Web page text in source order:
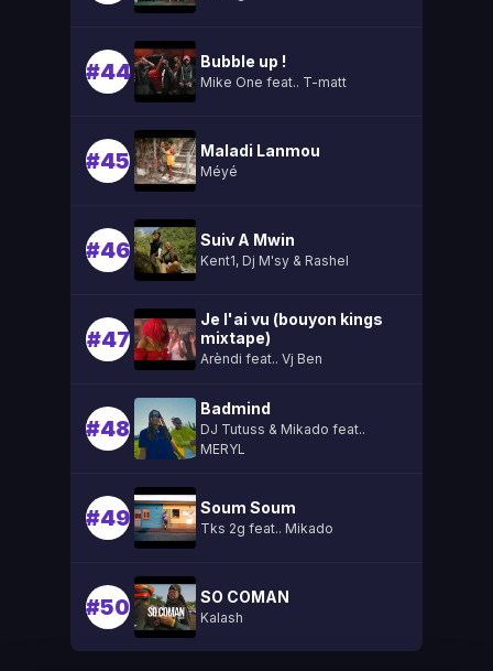
#44 Bubble up !
Mike One feat.. T-matt
#45 Maladi Lanmou
Méyé
#46 Suiv A Mwin
Kent1, Dj M'sy & Rashel
#47
Je l'ai vu (bouyon kings
mixtape)
Arèndi feat.. Vj Ben
#48
Badmind
DJ Tutuss & Mikado feat..
MERYL
#49 Soum Soum
Tks 2g feat.. Mikado
#50 SO COMAN
Kalash